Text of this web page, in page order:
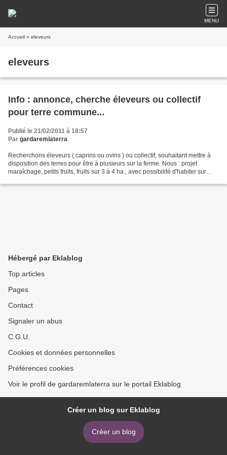
MENU
Accueil » eleveurs
eleveurs
Info : annonce, cherche éleveurs ou collectif
pour terre commune...
Publié le 21/02/2011 à 18:57
Par gardaremlaterra
Recherchons éleveurs ( caprins ou ovins ) ou collectif, souhaitant mettre à
disposition des terres pour être à plusieurs sur la ferme. Nous : projet
maraîchage, petits fruits, fruits sur 3 à 4 ha , avec possibilité d'habiter sur
Hébergé par Eklablog
Top articles
Pages
Contact
Signaler un abus
C.G.U.
Cookies et données personnelles
Préférences cookies
Voir le profil de gardaremlaterra sur le portail Eklablog
Créer un blog sur Eklablog
Créer un blog